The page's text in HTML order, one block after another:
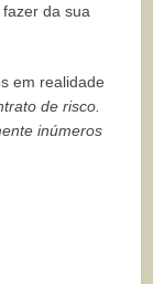
da sua
em realidade
de risco.
inúmeros